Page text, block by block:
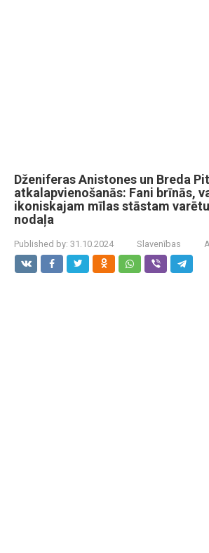
Dženiferas Anistones un Breda
atkalapvienošanās: Fani brīnās,
ikoniskajam mīlas stāstam
nodaļa
Published by: 31.10.2024 Slavenības